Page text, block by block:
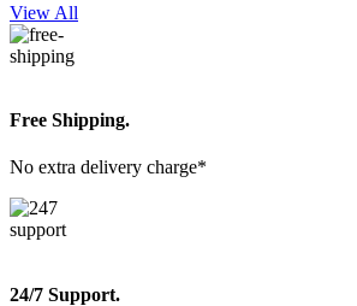
View All
Free Shipping.
No extra delivery charge*
24/7 Support.